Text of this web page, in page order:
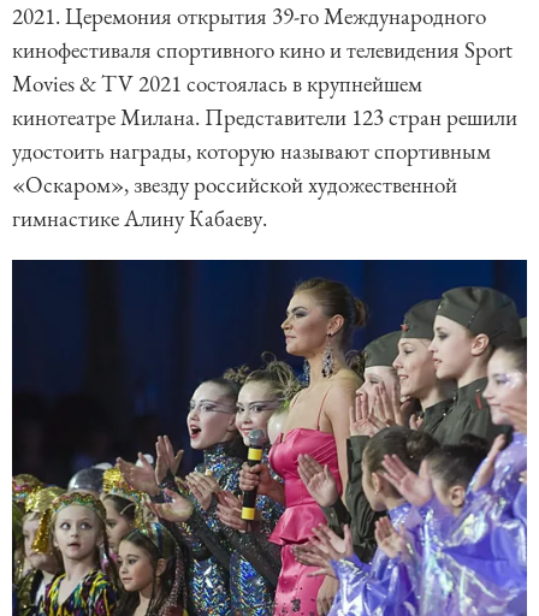
2021. Церемония открытия 39-го Международного
кинофестиваля спортивного кино и телевидения Sport
Movies & TV 2021 состоялась в крупнейшем
кинотеатре Милана. Представители 123 стран решили
удостоить награды, которую называют спортивным
«Оскаром», звезду российской художественной
гимнастике Алину Кабаеву.